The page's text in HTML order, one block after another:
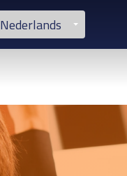
Nederlands